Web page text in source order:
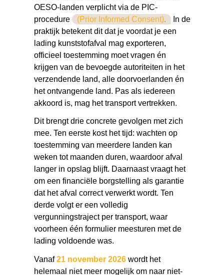
OESO-landen verplicht via de PIC-
procedure
(Prior Informed Consent).
In de
praktijk betekent dit dat je voordat je een
lading kunststofafval mag exporteren,
officieel toestemming moet vragen én
krijgen van de bevoegde autoriteiten in het
verzendende land, alle doorvoerlanden én
het ontvangende land. Pas als iedereen
akkoord is, mag het transport vertrekken.
Dit brengt drie concrete gevolgen met zich
mee. Ten eerste kost het tijd: wachten op
toestemming van meerdere landen kan
weken tot maanden duren, waardoor afval
langer in opslag blijft. Daarnaast vraagt het
om een financiële borgstelling als garantie
dat het afval correct verwerkt wordt. Ten
derde volgt er een volledig
vergunningstraject per transport, waar
voorheen één formulier meesturen met de
lading voldoende was.
Vanaf21 november 2026 wordt het
helemaal niet meer mogelijk om naar niet-